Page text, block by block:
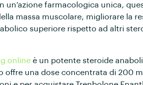
un’azione farmacologica unica,
massa muscolare, migliorare la
superiore rispetto ad altri
online è un potente steroide
una dose concentrata di 200